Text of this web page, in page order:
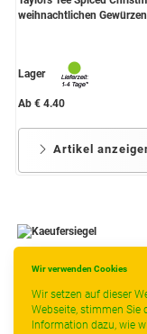
Wir verwenden Cookies
Wir setzen auf dieser
Webseite, stimmen Sie
Information dazu, wie
weihnachtlichen
Lager
Ab € 4.40
Artikel